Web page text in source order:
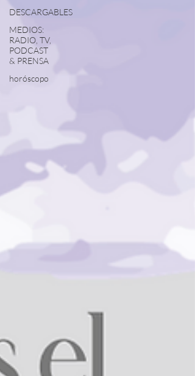
DESCARGABLES
MEDIOS:
RADIO, TV,
PODCAST
& PRENSA
horóscopo